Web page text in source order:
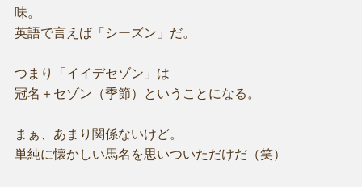
味。
英語で言えば「シーズン」だ。
つまり「イイデセゾン」は
冠名＋セゾン（季節）ということになる。
まぁ、あまり関係ないけど。
単純に懐かしい馬名を思いついただけだ（笑）